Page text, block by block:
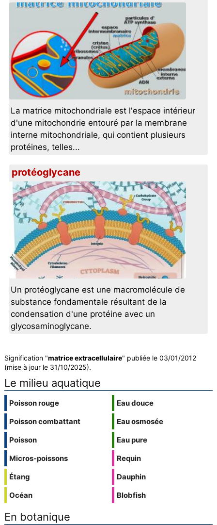
La matrice mitochondriale est l'espace intérieur
d'une mitochondrie entouré par la membrane
interne mitochondriale, qui contient plusieurs
protéines, telles...
protéoglycane
Un protéoglycane est une macromolécule de
substance fondamentale résultant de la
condensation d'une protéine avec un
glycosaminoglycane.
Signification "matrice extracellulaire" publiée le 03/01/2012
(mise à jour le 31/10/2025).
Le milieu aquatique
Poisson rouge
Poisson combattant
Poisson
Micros-poissons
Étang
Océan
Eau douce
Eau osmosée
Eau pure
Requin
Dauphin
Blobfish
En botanique